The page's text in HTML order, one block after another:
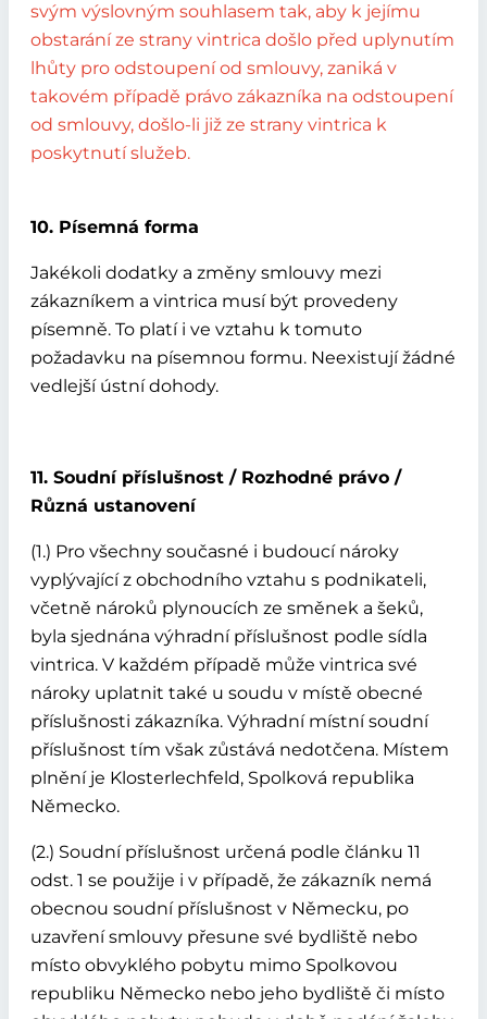
svým výslovným souhlasem tak, aby k jejímu
obstarání ze strany vintrica došlo před uplynutím
lhůty pro odstoupení od smlouvy, zaniká v
takovém případě právo zákazníka na odstoupení
od smlouvy, došlo-li již ze strany vintrica k
poskytnutí služeb.
10. Písemná forma
Jakékoli dodatky a změny smlouvy mezi
zákazníkem a vintrica musí být provedeny
písemně. To platí i ve vztahu k tomuto
požadavku na písemnou formu. Neexistují žádné
vedlejší ústní dohody.
11. Soudní příslušnost / Rozhodné právo /
Různá ustanovení
(1.) Pro všechny současné i budoucí nároky
vyplývající z obchodního vztahu s podnikateli,
včetně nároků plynoucích ze směnek a šeků,
byla sjednána výhradní příslušnost podle sídla
vintrica. V každém případě může vintrica své
nároky uplatnit také u soudu v místě obecné
příslušnosti zákazníka. Výhradní místní soudní
příslušnost tím však zůstává nedotčena. Místem
plnění je Klosterlechfeld, Spolková republika
Německo.
(2.) Soudní příslušnost určená podle článku 11
odst. 1 se použije i v případě, že zákazník nemá
obecnou soudní příslušnost v Německu, po
uzavření smlouvy přesune své bydliště nebo
místo obvyklého pobytu mimo Spolkovou
republiku Německo nebo jeho bydliště či místo